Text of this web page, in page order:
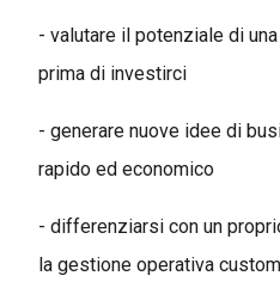
- valutare il potenziale di
prima di investirci
- generare nuove idee di
rapido ed economico
- differenziarsi con un
la gestione operativa